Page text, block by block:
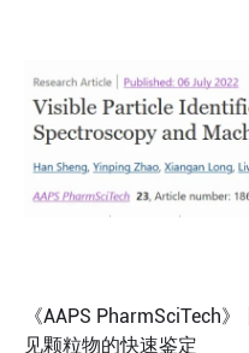
《AAPS PharmSciTech
见颗粒物的快速鉴定